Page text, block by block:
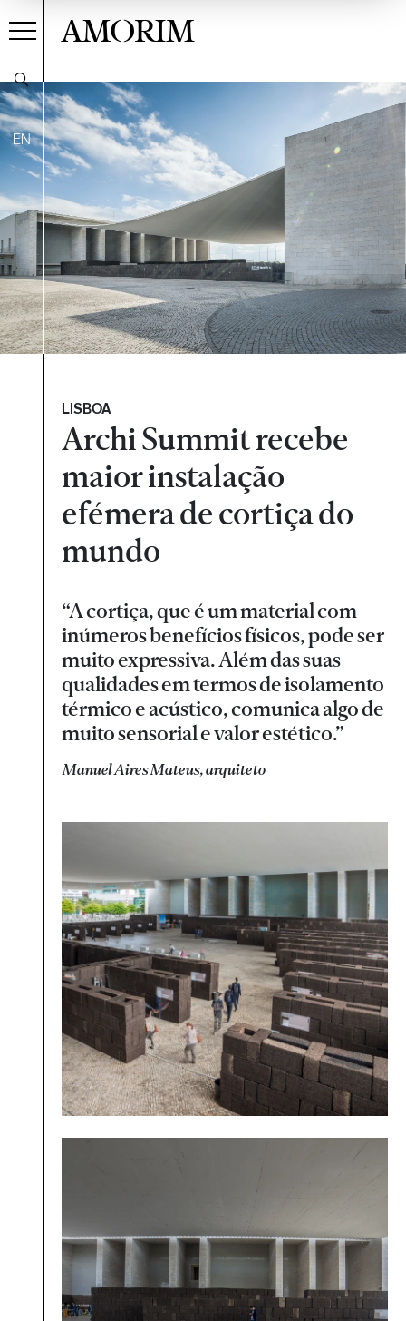
EN
AMORIM
LISBOA
Archi Summit recebe
maior instalação
efémera de cortiça do
mundo
“A cortiça, que é um material com
inúmeros benefícios físicos, pode ser
muito expressiva. Além das suas
qualidades em termos de isolamento
térmico e acústico, comunica algo de
muito sensorial e valor estético.”
Manuel Aires Mateus, arquiteto